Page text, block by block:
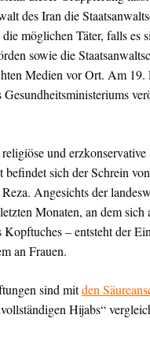
des Iran die
möglichen Täter, falls es
sowie die
Medien vor Ort. Am 19.
Gesundheitsministeriums
und
befindet sich der Schrein
Angesichts der
Monaten, an dem
Kopftuches – entsteht der
an Frauen.
sind mitden
Hijabs“